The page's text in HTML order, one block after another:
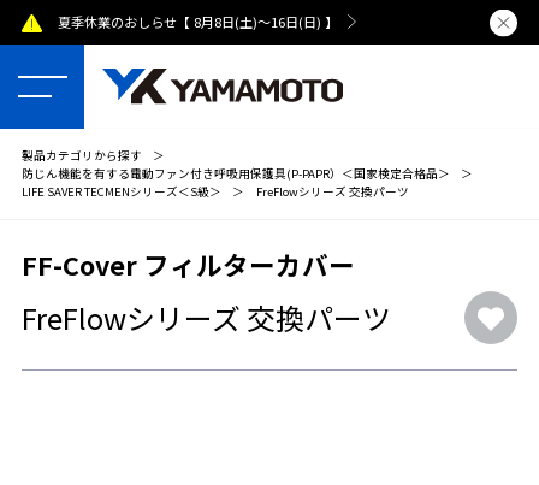
夏季休業のおしらせ【 8月8日(土)～16日(日) 】 熊本県で
製品カテゴリから探す
＞
防じん機能を有する電動ファン付き呼吸用保護具(P-PAPR）＜国家検定合格品＞
＞
LIFE SAVER TECMENシリーズ＜S級＞
＞ FreFlowシリーズ 交換パーツ
FF-Cover フィルターカバー
FreFlowシリーズ 交換パーツ